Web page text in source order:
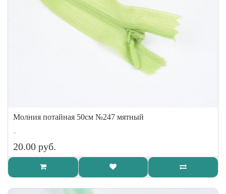
Молния потайная 50см №247 мятный
..
20.00 руб.